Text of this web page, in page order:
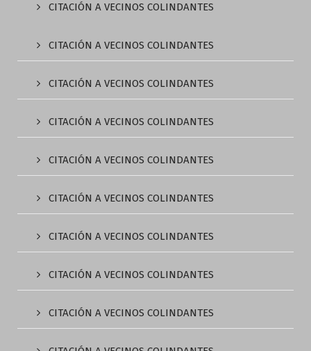
CITACIÓN A VECINOS COLINDANTES
CITACIÓN A VECINOS COLINDANTES
CITACIÓN A VECINOS COLINDANTES
CITACIÓN A VECINOS COLINDANTES
CITACIÓN A VECINOS COLINDANTES
CITACIÓN A VECINOS COLINDANTES
CITACIÓN A VECINOS COLINDANTES
CITACIÓN A VECINOS COLINDANTES
CITACIÓN A VECINOS COLINDANTES